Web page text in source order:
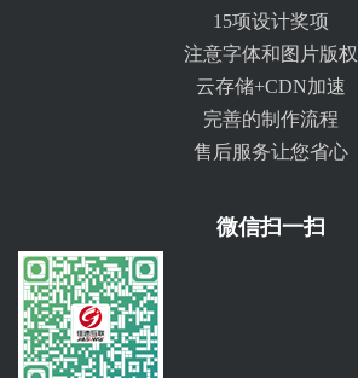
15项设计奖项
注意字体和图片版权
云存储+CDN加速
完善的制作流程
售后服务让您省心
微信扫一扫